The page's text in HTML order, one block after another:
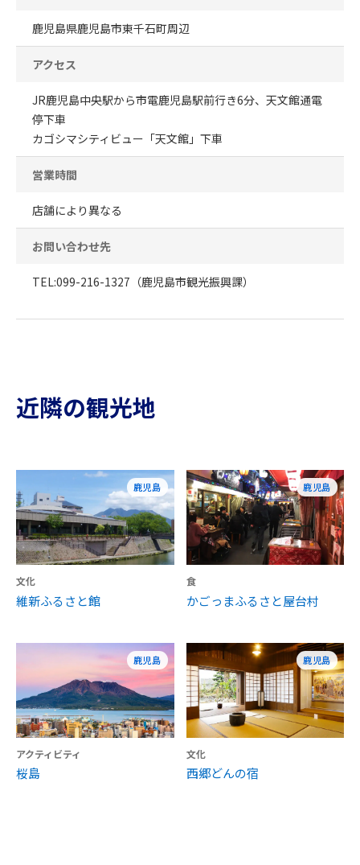
鹿児島県鹿児島市東千石町周辺
アクセス
JR鹿児島中央駅から市電鹿児島駅前行き6分、天文館通電
停下車
カゴシマシティビュー「天文館」下車
営業時間
店舗により異なる
お問い合わせ先
TEL:099-216-1327（鹿児島市観光振興課）
近隣の観光地
鹿児島
文化
維新ふるさと館
鹿児島
食
かごっまふるさと屋台村
鹿児島
アクティビティ
桜島
鹿児島
文化
西郷どんの宿